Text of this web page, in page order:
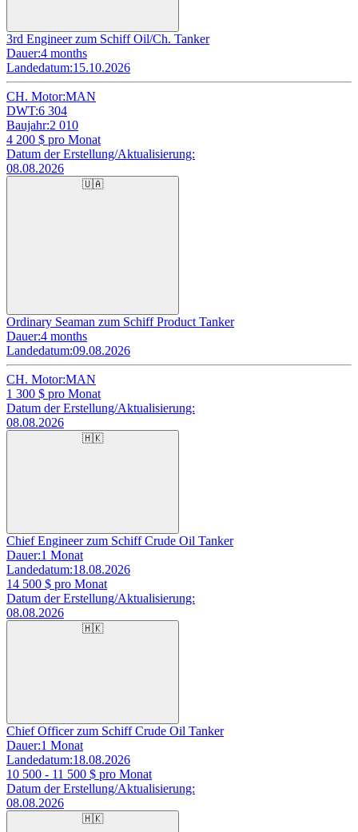
3rd Engineer zum Schiff Oil/Ch. Tanker
Dauer:4 months
Landedatum:15.10.2026
CH. Motor:MAN
DWT:6 304
Baujahr:2 010
4 200 $ pro Monat
Datum der Erstellung/Aktualisierung:
08.08.2026
🇺🇦
Ordinary Seaman zum Schiff Product Tanker
Dauer:4 months
Landedatum:09.08.2026
CH. Motor:MAN
1 300 $ pro Monat
Datum der Erstellung/Aktualisierung:
08.08.2026
🇭🇰
Chief Engineer zum Schiff Crude Oil Tanker
Dauer:1 Monat
Landedatum:18.08.2026
14 500 $ pro Monat
Datum der Erstellung/Aktualisierung:
08.08.2026
🇭🇰
Chief Officer zum Schiff Crude Oil Tanker
Dauer:1 Monat
Landedatum:18.08.2026
10 500 - 11 500 $ pro Monat
Datum der Erstellung/Aktualisierung:
08.08.2026
🇭🇰